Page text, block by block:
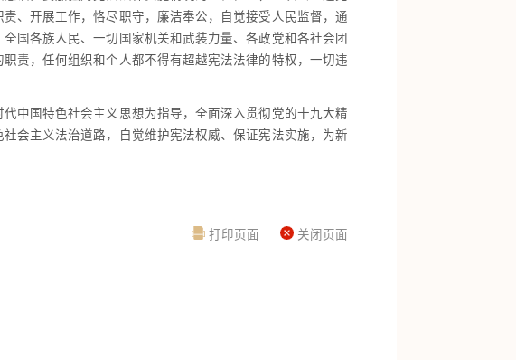
、开展工作，恪尽职守，廉洁奉公，自觉接受人民监督，通
国各族人民、一切国家机关和武装力量、各政党和各社会团
责，任何组织和个人都不得有超越宪法法律的特权，一切违
国特色社会主义思想为指导，全面深入贯彻党的十九大精
会主义法治道路，自觉维护宪法权威、保证宪法实施，为新
打印页面 关闭页面